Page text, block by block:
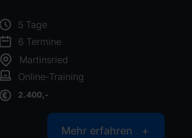
5 Tage
6 Termine
Martinsried
Online-Training
2.400,-
Mehr erfahren